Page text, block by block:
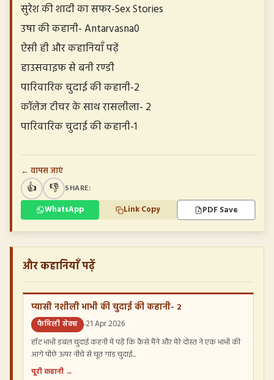
सुरेश की शादी का सफर-Sex Stories
उषा की कहानी- Antarvasna0
ऐसी ही और कहानियाँ पढ़ें
हाउसवाइफ से बनी रण्डी
पारिवारिक चुदाई की कहानी-2
कॉलेज टीचर के साथ रासलीला- 2
पारिवारिक चुदाई की कहानी-1
← वापस जाएं
👍 👎 SHARE:
WhatsApp
Link Copy PDF Save
और कहानियाँ पढ़ें
प्यासी नशीली भाभी की चुदाई की कहानी- 2
फैमिली सेक्स 21 Apr 2026
हॉट भाभी डबल चुदाई कहनी में पढ़ें कि कैसे मैंने और मेरे दोस्त ने एक भाभी की
आगे पीछे ऊपर नीचे से चूत गांड चुदाई...
पूरी कहानी →